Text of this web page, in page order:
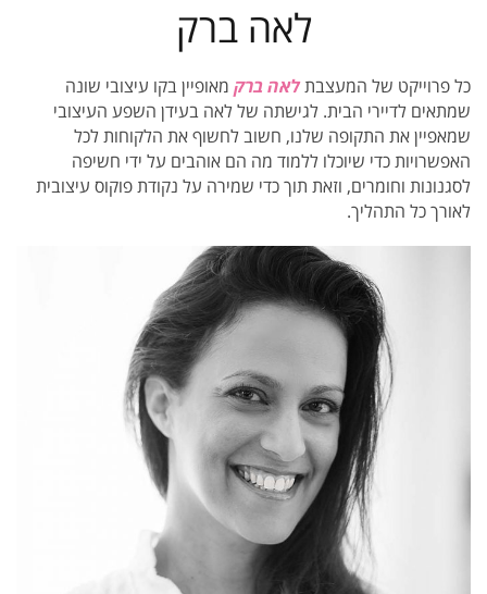
לאה ברק
כל פרוייקט של המעצבתלאה ברק מאופיין בקו עיצובי שונה
שמתאים לדיירי הבית. לגישתה של לאה בעידן השפע העיצובי
שמאפיין את התקופה שלנו, חשוב לחשוף את הלקוחות לכל
האפשרויות כדי שיוכלו ללמוד מה הם אוהבים על ידי חשיפה
לסגנונות וחומרים, וזאת תוך כדי שמירה על נקודת פוקוס עיצובית
לאורך כל התהליך.